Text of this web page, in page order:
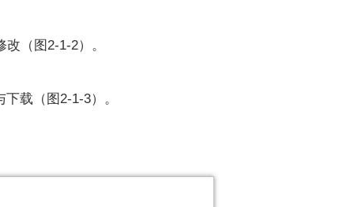
（图2-1-2）。
载（图2-1-3）。